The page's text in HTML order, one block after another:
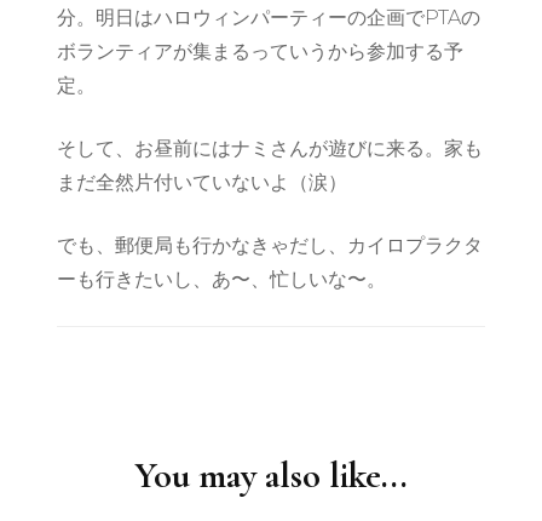
分。明日はハロウィンパーティーの企画でPTAの
ボランティアが集まるっていうから参加する予
定。
そして、お昼前にはナミさんが遊びに来る。家も
まだ全然片付いていないよ（涙）
でも、郵便局も行かなきゃだし、カイロプラクタ
ーも行きたいし、あ〜、忙しいな〜。
You may also like...